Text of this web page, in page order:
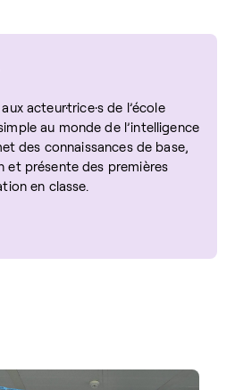
acteur·trice·s de l’école
au monde de l’intelligence
des connaissances de base,
et présente des premières
en classe.